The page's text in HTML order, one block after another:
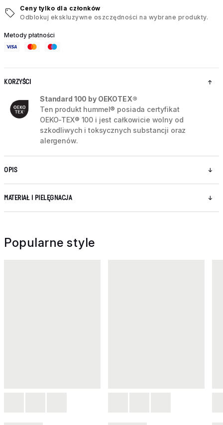
Ceny tylko dla członków
Odblokuj ekskluzywne oszczędności na wybrane produkty.
Metody płatności
KORZYŚCI
Standard 100 by OEKOTEX®
Ten produkt hummel® posiada certyfikat
OEKO-TEX® 100 i jest całkowicie wolny od
szkodliwych i toksycznych substancji oraz
alergenów.
OPIS
MATERIAŁ I PIELĘGNACJA
Popularne style